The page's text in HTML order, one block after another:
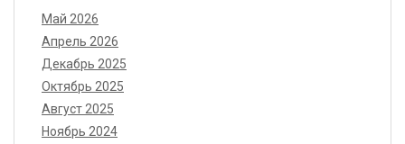
Май 2026
Апрель 2026
Декабрь 2025
Октябрь 2025
Август 2025
Ноябрь 2024